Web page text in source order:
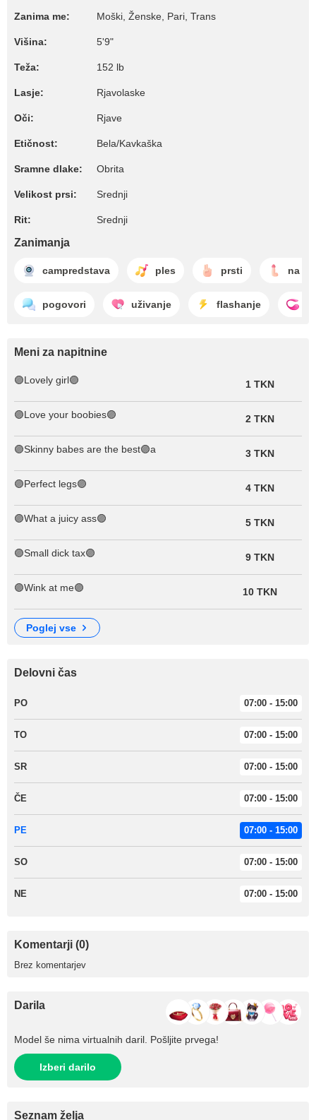
Zanima me: Moški, Ženske, Pari, Trans
Višina: 5'9"
Teža: 152 lb
Lasje: Rjavolaske
Oči: Rjave
Etičnost: Bela/Kavkaška
Sramne dlake: Obrita
Velikost prsi: Srednji
Rit: Srednji
Zanimanja
campredstava ples prsti na
pogovori uživanje flashanje
Meni za napitnine
🟣Lovely girl🟣 1 TKN
🟣Love your boobies🟣 2 TKN
🟣Skinny babes are the best🟣a 3 TKN
🟣Perfect legs🟣 4 TKN
🟣What a juicy ass🟣 5 TKN
🟣Small dick tax🟣 9 TKN
🟣Wink at me🟣 10 TKN
poglej vse
Delovni čas
PO 07:00 - 15:00
TO 07:00 - 15:00
SR 07:00 - 15:00
ČE 07:00 - 15:00
PE 07:00 - 15:00
SO 07:00 - 15:00
NE 07:00 - 15:00
Komentarji (0)
Brez komentarjev
Darila
Model še nima virtualnih daril. Pošljite prvega!
Izberi darilo
Seznam želja